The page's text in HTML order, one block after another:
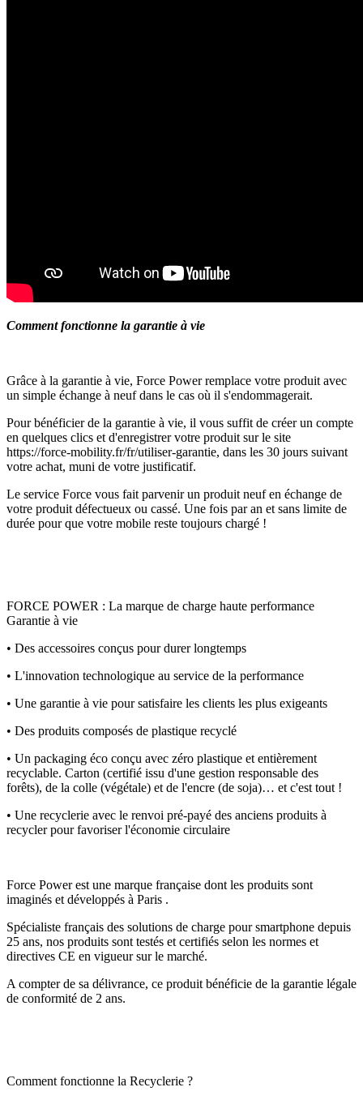
Comment fonctionne la garantie à vie
Grâce à la garantie à vie, Force Power remplace votre produit avec
un simple échange à neuf dans le cas où il s'endommagerait.
Pour bénéficier de la garantie à vie, il vous suffit de créer un compte
en quelques clics et d'enregistrer votre produit sur le site
https://force-mobility.fr/fr/utiliser-garantie, dans les 30 jours suivant
votre achat, muni de votre justificatif.
Le service Force vous fait parvenir un produit neuf en échange de
votre produit défectueux ou cassé. Une fois par an et sans limite de
durée pour que votre mobile reste toujours chargé !
FORCE POWER : La marque de charge haute performance
Garantie à vie
• Des accessoires conçus pour durer longtemps
• L'innovation technologique au service de la performance
• Une garantie à vie pour satisfaire les clients les plus exigeants
• Des produits composés de plastique recyclé
• Un packaging éco conçu avec zéro plastique et entièrement
recyclable. Carton (certifié issu d'une gestion responsable des
forêts), de la colle (végétale) et de l'encre (de soja)… et c'est tout !
• Une recyclerie avec le renvoi pré-payé des anciens produits à
recycler pour favoriser l'économie circulaire
Force Power est une marque française dont les produits sont
imaginés et développés à Paris .
Spécialiste français des solutions de charge pour smartphone depuis
25 ans, nos produits sont testés et certifiés selon les normes et
directives CE en vigueur sur le marché.
A compter de sa délivrance, ce produit bénéficie de la garantie légale
de conformité de 2 ans.
Comment fonctionne la Recyclerie ?